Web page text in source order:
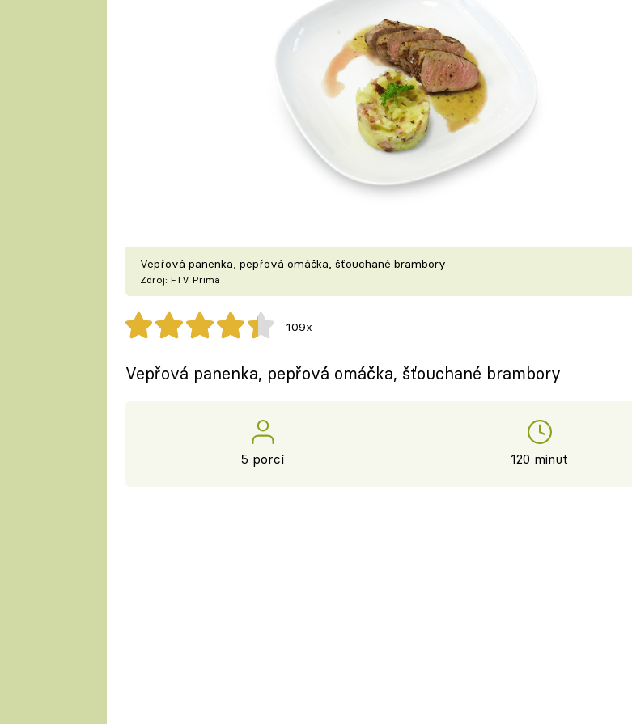
Vepřová panenka, pepřová omáčka, šťouchané brambory
Zdroj: FTV Prima
109x
Vepřová panenka, pepřová omáčka, šťouchané brambory
5 porcí 120 minut